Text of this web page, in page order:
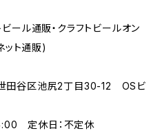
ル通販・クラフトビールオン
ット通販)
田谷区池尻2丁目30-12 OSビ
定休日：不定休